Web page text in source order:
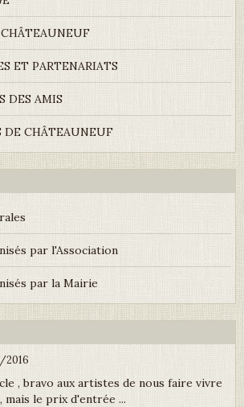
ET PARTENARIATS
DES AMIS
DE CHÂTEAUNEUF
par l'Association
par la Mairie
2016
, bravo aux artistes de nous faire vivre
mais le prix d'entrée ...